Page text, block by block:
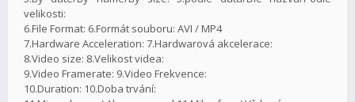
velikosti:
6.File Format: 6.Formát souboru: AVI / MP4
7.Hardware Acceleration: 7.Hardwarová akcelerace:
8.Video size: 8.Velikost videa:
9.Video Framerate: 9.Video Frekvence:
10.Duration: 10.Doba trvání: